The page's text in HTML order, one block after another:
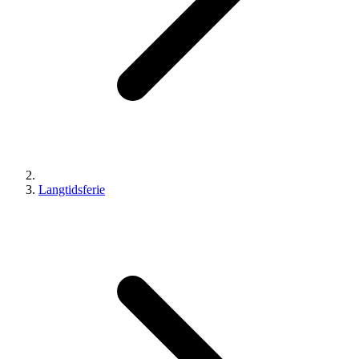
Langtidsferie